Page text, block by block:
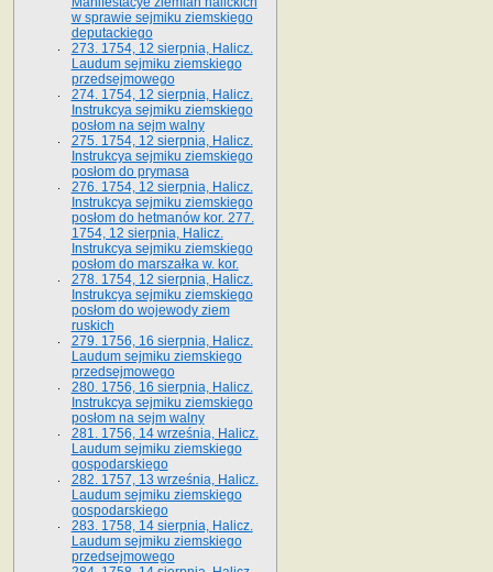
w sprawie sejmiku ziemskiego
deputackiego
273. 1754, 12 sierpnia, Halicz.
Laudum sejmiku ziemskiego
przedsejmowego
274. 1754, 12 sierpnia, Halicz.
Instrukcya sejmiku ziemskiego
posłom na sejm walny
275. 1754, 12 sierpnia, Halicz.
Instrukcya sejmiku ziemskiego
posłom do prymasa
276. 1754, 12 sierpnia, Halicz.
Instrukcya sejmiku ziemskiego
posłom do hetmanów kor. 277.
1754, 12 sierpnia, Halicz.
Instrukcya sejmiku ziemskiego
posłom do marszałka w. kor.
278. 1754, 12 sierpnia, Halicz.
Instrukcya sejmiku ziemskiego
posłom do wojewody ziem
ruskich
279. 1756, 16 sierpnia, Halicz.
Laudum sejmiku ziemskiego
przedsejmowego
280. 1756, 16 sierpnia, Halicz.
Instrukcya sejmiku ziemskiego
posłom na sejm walny
281. 1756, 14 września, Halicz.
Laudum sejmiku ziemskiego
gospodarskiego
282. 1757, 13 września, Halicz.
Laudum sejmiku ziemskiego
gospodarskiego
283. 1758, 14 sierpnia, Halicz.
Laudum sejmiku ziemskiego
przedsejmowego